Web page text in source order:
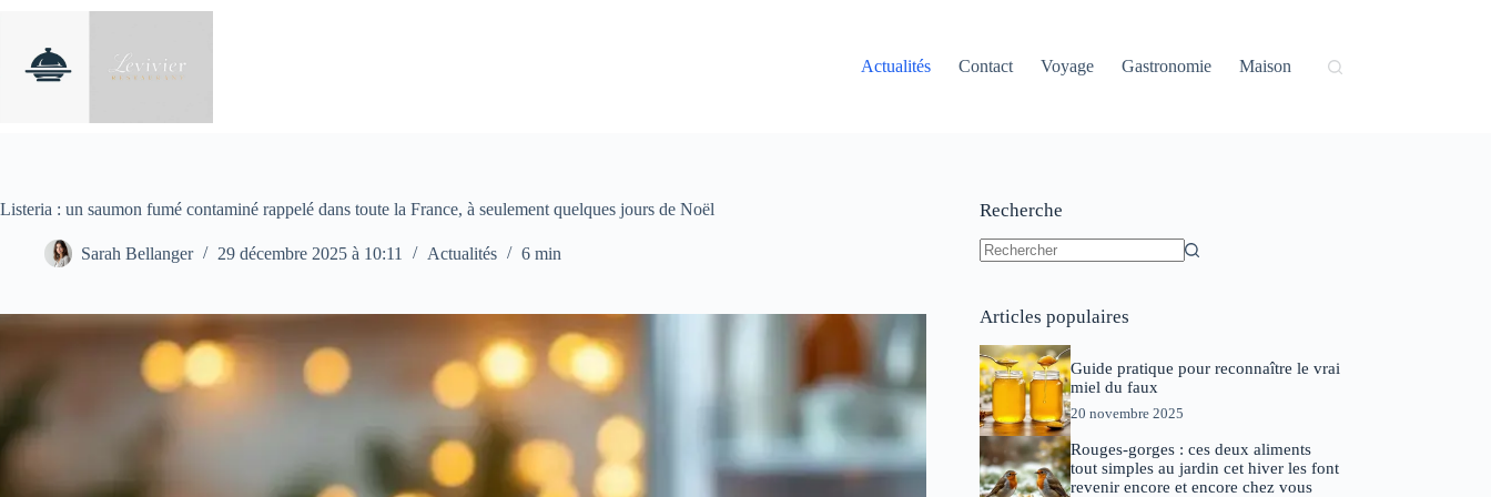
contenu
Actualités
Contact Voyage Gastronomie Maison
Listeria : un saumon fumé contaminé rappelé dans toute la France, à seulement quelques jours de Noël
Sarah Bellanger 29 décembre 2025 à 10:11 Actualités 6 min
Recherche
Articles populaires
Guide pratique pour reconnaître le vrai
miel du faux
20 novembre 2025
Rouges-gorges : ces deux aliments
tout simples au jardin cet hiver les font
revenir encore et encore chez vous